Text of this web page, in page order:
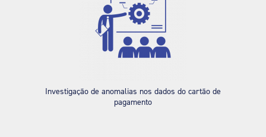
Investigação de anomalias nos dados do cartão de
pagamento